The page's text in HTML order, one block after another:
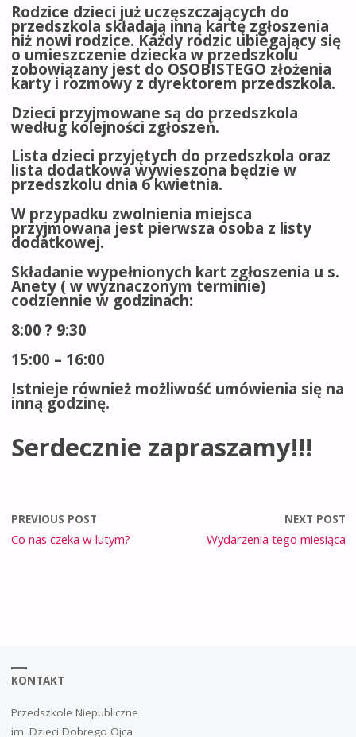
Rodzice dzieci już uczęszczających do
przedszkola składają inną kartę zgłoszenia
niż nowi rodzice. Każdy rodzic ubiegający się
o umieszczenie dziecka w przedszkolu
zobowiązany jest do OSOBISTEGO złożenia
karty i rozmowy z dyrektorem przedszkola.
Dzieci przyjmowane są do przedszkola
według kolejności zgłoszeń.
Lista dzieci przyjętych do przedszkola oraz
lista dodatkowa wywieszona będzie w
przedszkolu dnia 6 kwietnia.
W przypadku zwolnienia miejsca
przyjmowana jest pierwsza osoba z listy
dodatkowej.
Składanie wypełnionych kart zgłoszenia u s.
Anety ( w wyznaczonym terminie)
codziennie w godzinach:
8:00 ? 9:30
15:00 – 16:00
Istnieje również możliwość umówienia się na
inną godzinę.
Serdecznie zapraszamy!!!
PREVIOUS POST
Co nas czeka w lutym?
NEXT POST
Wydarzenia tego miesiąca
KONTAKT
Przedszkole Niepubliczne
im. Dzieci Dobrego Ojca